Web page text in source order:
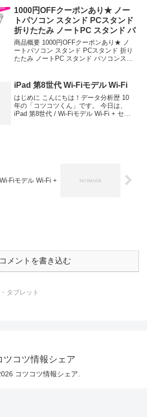
1000円OFFクーポンあり★ ノー
トパソコン スタンド PCスタンド
折りたたみ ノートPC スタンド パ
商品概要 1000円OFFクーポンあり★ ノ
ートパソコン スタンド PCスタンド 折り
たたみ ノートPC スタンド パソコンスタ
air proなど...
iPad 第8世代 Wi-Fiモデル Wi-Fi
はじめに こんにちは！データ分析歴 10
年の「コツコツくん」です。 今日は、
iPad 第8世代 / Wi-Fiモデル Wi-Fi + セル
Fiモデル Wi-Fi +
コメントを書き込む
タブレット
ツコツ情報シェア
コツコツ情報シェア.